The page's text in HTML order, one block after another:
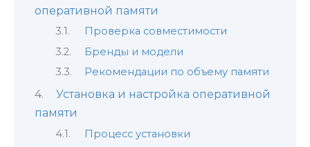
оперативной памяти
Проверка совместимости
Бренды и модели
Рекомендации по объему памяти
Установка и настройка оперативной
памяти
Процесс установки